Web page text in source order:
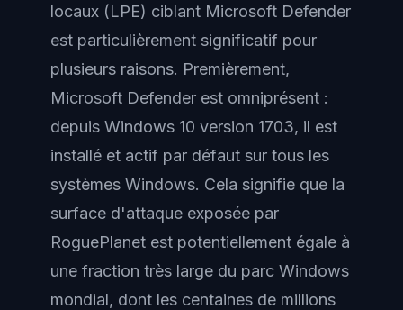
locaux (LPE) ciblant Microsoft Defender
est particulièrement significatif pour
plusieurs raisons. Premièrement,
Microsoft Defender est omniprésent :
depuis Windows 10 version 1703, il est
installé et actif par défaut sur tous les
systèmes Windows. Cela signifie que la
surface d'attaque exposée par
RoguePlanet est potentiellement égale à
une fraction très large du parc Windows
mondial, dont les centaines de millions